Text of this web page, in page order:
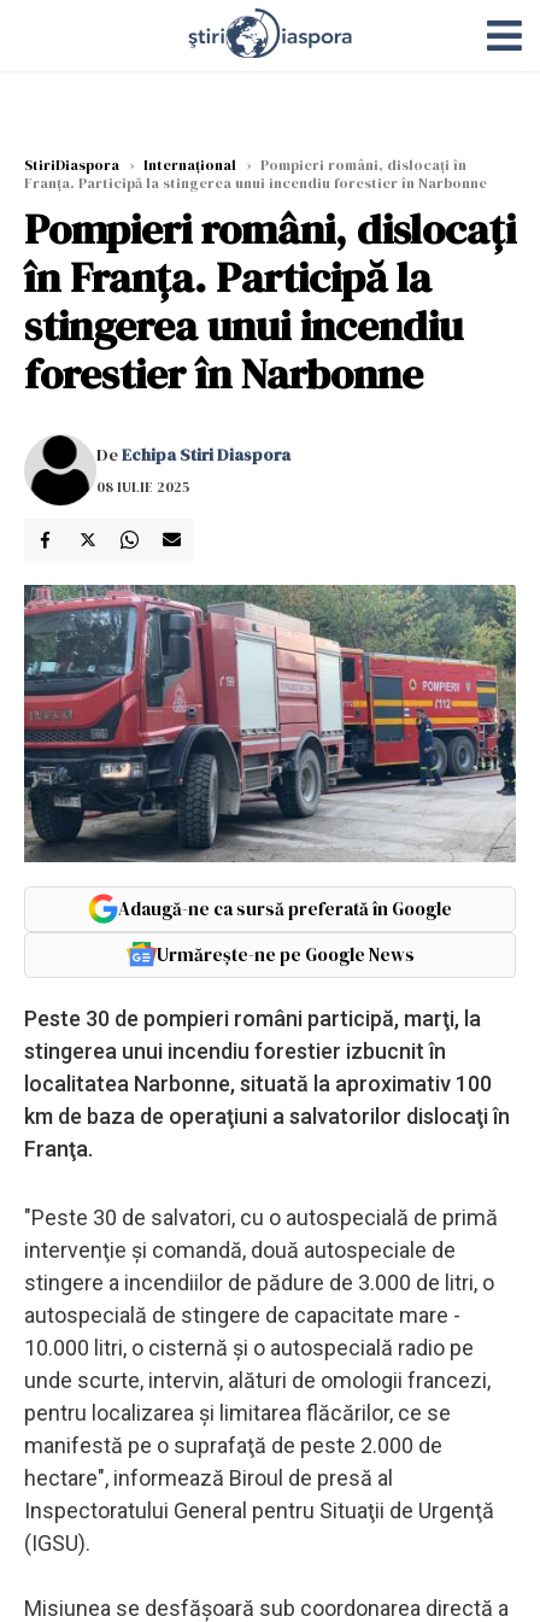
StiriDiaspora › Internațional › Pompieri români, dislocaţi în
Franţa. Participă la stingerea unui incendiu forestier în Narbonne
Pompieri români, dislocaţi
în Franţa. Participă la
stingerea unui incendiu
forestier în Narbonne
DeEchipa Stiri Diaspora
08 IULIE 2025
Adaugă-ne ca sursă preferată în Google
Urmărește-ne pe Google News
Peste 30 de pompieri români participă, marţi, la
stingerea unui incendiu forestier izbucnit în
localitatea Narbonne, situată la aproximativ 100
km de baza de operaţiuni a salvatorilor dislocaţi în
Franţa.
"Peste 30 de salvatori, cu o autospecială de primă
intervenţie şi comandă, două autospeciale de
stingere a incendiilor de pădure de 3.000 de litri, o
autospecială de stingere de capacitate mare -
10.000 litri, o cisternă şi o autospecială radio pe
unde scurte, intervin, alături de omologii francezi,
pentru localizarea şi limitarea flăcărilor, ce se
manifestă pe o suprafaţă de peste 2.000 de
hectare", informează Biroul de presă al
Inspectoratului General pentru Situaţii de Urgenţă
(IGSU).
Misiunea se desfăşoară sub coordonarea directă a